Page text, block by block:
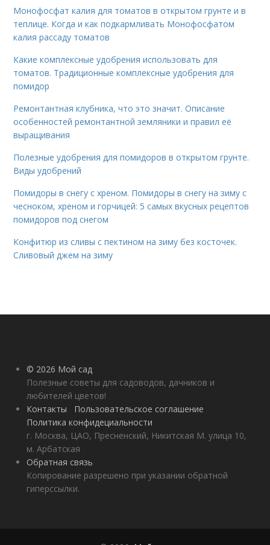
Монофосфат калия для томатов в открытом грунте и в
теплице. Когда и как подкармливать Монофосфатом
калия рассаду томатов
Какие комплексные удобрения использовать для
томатов. Традиционные комплексные удобрения для
помидор
Ремонтантная клубника, что это значит. Описание
особенностей ремонтантной земляники и правил её
выращивания
Полезные удобрения для помидоров в открытом грунте.
Виды удобрений
Помидоры в снегу с хреном. Помидоры в снегу на зиму с
чесноком, хреном и горчицей: 5 самых вкусных рецептов
помидоров под снегом
Конфитюр из сливы с пектином на зиму без косточек.
Сливовый джем на зиму
© 2026 Мой сад
Полезные советы для садоводов, дачников и
любителей цветов!
Контакты
Пользовательское соглашение
Политика конфидециальности
г. Москва, ЦАО, Пресненский, Никитская М. улица 10,
м. Арбатская
Обратная связь
Копирование разрешено при указании обратной
гиперссылки.